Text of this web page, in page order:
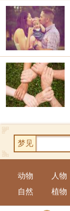
梦见
动物 人物
自然
植物